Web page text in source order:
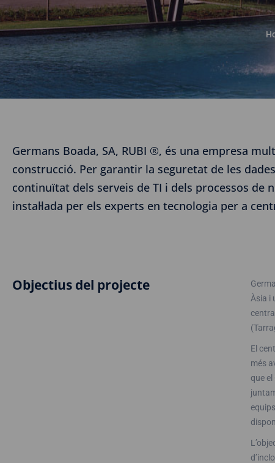
Germans Boada, SA, RUBI ®, és una empresa
construcció. Per garantir la seguretat de les
continuïtat dels serveis de TI i dels processos de
instal·lada per els experts en tecnologia per a
Objectius del projecte
Àsia i
El
més
que